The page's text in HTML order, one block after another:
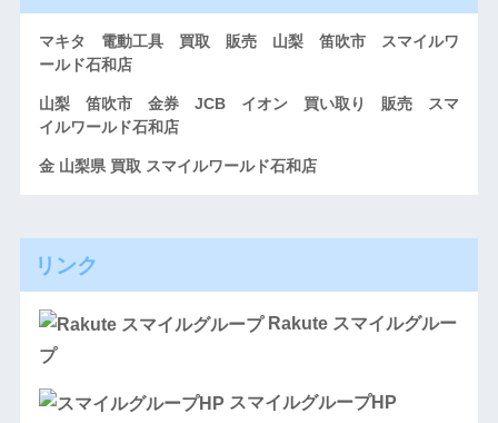
マキタ 電動工具 買取 販売 山梨 笛吹市 スマイルワ
ールド石和店
山梨 笛吹市 金券 JCB イオン 買い取り 販売 スマ
イルワールド石和店
金 山梨県 買取 スマイルワールド石和店
リンク
Rakute スマイルグルー
プ
スマイルグループHP